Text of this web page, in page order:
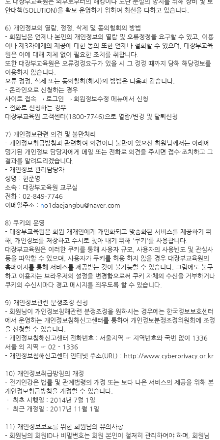
안대책(SOLUTION)을 확보·운영하기 위하여 최선을 다하고 있습니다.
6) 개인정보의 열람, 정정, 삭제 및 동의철회의 방법
- 회원님은 언제나 본인의 개인정보의 열람 및 오류정정을 요구할 수 있고, 이용
이나 제3자에게의 제공에 대한 동의 또한 언제나 철회할 수 있으며, 대장부교육
원은 이에 대해 지체 없이 필요한 조치를 취합니다.
또한 대장부교육원은 오류정정요구가 있을 시 그 정정 때까지 당해 해당정보를
이용하지 않습니다.
오류 정정, 삭제 또는 동의철회(해지)의 방법은 다음과 같습니다.
- 온라인으로 신청하는 경우
사이트 접속 → 로그인 → 회원정보수정 메뉴에서 신청
- 전화로 신청하는 경우
대장부교육원 고객센터(1800-7746)으로 열람/변경 및 탈퇴신청
7) 개인정보관련 의견 및 불만처리
- 개인정보취급방침과 관련하여 의견이나 불만이 있으신 회원님께서는 아래에
명기된 개인정보 담당자에게 메일 또는 전화로 의견을 주시면 접수·조치하고 그
결과를 알려드리겠습니다.
- 개인정보 관리담당자
성명 : 현준영
소속 : 대장부교육원 교무실
전화 : 02-849-7746
이메일주소 : no1daejangbu@naver.com
8) 쿠키의 운영
- 대장부교육원은 회원 개개인에게 개인화되고 맞춤화된 서비스를 제공하기 위
해, 개인정보를 저장하고 수시로 찾아 내기 위해 '쿠키'를 사용합니다.
대장부교육원은 이러한 쿠키를 통해 사용자 규모, 사용자의 사용빈도 및 관심사
등을 파악할 수 있으며, 사용자가 쿠키를 허용 하지 않을 경우 대장부교육원의
홈페이지를 통해 서비스를 제공받는 것이 불가능할 수 있습니다. 그럼에도 불구
하고 이용자는 브라우저의 설정을 변경함으로써 쿠키 자체의 수신을 거부하거나
쿠키의 수신시마다 경고 메시지를 띄우도록 할 수 있습니다.
9) 개인정보관련 분쟁조정 신청
- 회원님이 개인정보침해관련 분쟁조정을 원하시는 경우에는 한국정보보호센터
에서 운영하는 개인정보침해신고센터를 통하여 개인정보분쟁조정위원회에 조정
을 신청할 수 있습니다.
- 개인정보침해신고센터 전화번호 : 서울지역 ☞ 지역번호와 국번 없이 1336
서울 외 지역 ☞ 02 - 1336
- 개인정보침해신고센터 인터넷 주소(URL) : http://www.cyberprivacy.or.kr
10) 개인정보취급방침의 개정
- 전기인강은 법률 및 관계법령의 개정 또는 보다 나은 서비스의 제공을 위해 본
개인정보취급방침을 개정할 수 있습니다.
ㆍ 최초 시행일 : 2014년 7월 1일
ㆍ 최근 개정일 : 2017년 11월 1일
11) 개인정보보호를 위한 회원님의 유의사항
- 회원님의 회원ID나 비밀번호는 회원 본인이 철저히 관리하여야 하며, 회원님